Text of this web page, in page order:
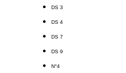
DS 3
DS 4
DS 7
DS 9
N°4